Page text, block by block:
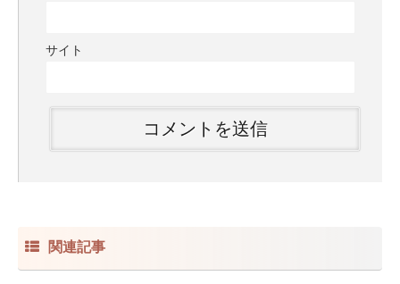
サイト
関連記事